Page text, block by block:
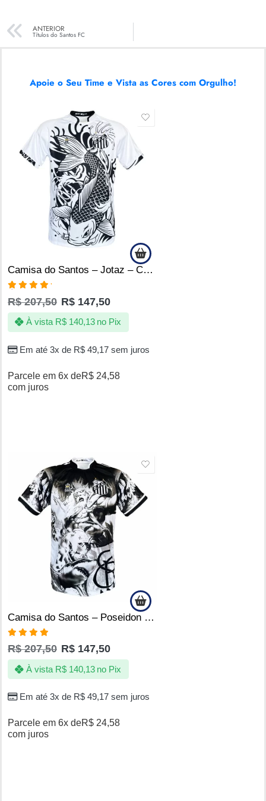
ANTERIOR
Títulos do Santos FC​
Apoie o Seu Time e Vista as Cores com Orgulho!
Camisa do Santos – Jotaz – Carpa centenaria – Masculino
Avaliação
5.00de 5
R$207,50 R$ 147,50
Em até 3x de R$49,17sem juros
À vista R$140,13 no Pix
Parcele em 6x deR$ 24,58
com juros
Camisa do Santos – Poseidon blackout – Produto Oficial Licenciado
Avaliação
4.86de 5
R$207,50 R$ 147,50
Em até 3x de R$49,17sem juros
À vista R$140,13 no Pix
Parcele em 6x deR$ 24,58
com juros